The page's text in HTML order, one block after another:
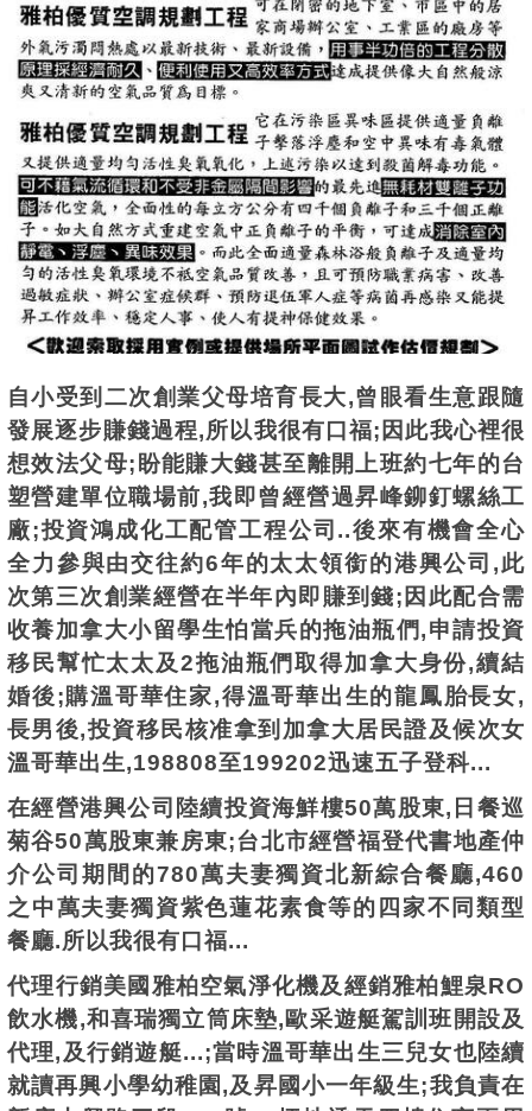
自小受到二次創業父母培育長大,曾眼看生意跟隨
發展逐步賺錢過程,所以我很有口福;因此我心裡很
想效法父母;盼能賺大錢甚至離開上班約七年的台
塑營建單位職場前,我即曾經營過昇峰鉚釘螺絲工
廠;投資鴻成化工配管工程公司..後來有機會全心
全力參與由交往約6年的太太領銜的港興公司,此
次第三次創業經營在半年內即賺到錢; 因此配合需
收養加拿大小留學生怕當兵的拖油瓶們,申請投資
移民幫忙太太及2拖油瓶們取得加拿大身份,續結
婚後;購溫哥華住家,得溫哥華出生的龍鳳胎長女,
長男後,投資移民核准拿到加拿大居民證及候次女
溫哥華出生,198808至199202迅速五子登科...
在經營港興公司陸續投資海鮮樓50萬股東,日餐巡
菊谷50萬股東兼房東;台北市經營福登代書地產仲
介公司期間的780萬夫妻獨資北新綜合餐廳,460
之中萬夫妻獨資紫色蓮花素食等的四家不同類型
餐廳.所以我很有口福...
代理行銷美國雅柏空氣淨化機及經銷雅柏鯉泉RO
飲水機,和喜瑞獨立筒床墊,歐采遊艇駕訓班開設及
代理,及行銷遊艇...;當時溫哥華出生三兒女也陸續
就讀再興小學幼稚園,及昇國小一年級生;我負責在